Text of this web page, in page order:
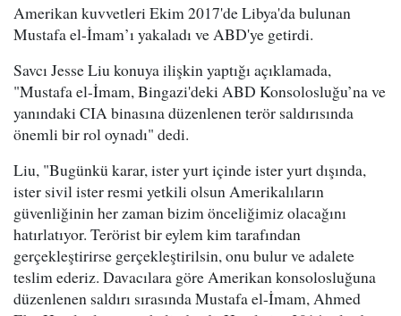
Amerikan kuvvetleri Ekim 2017'de Libya'da bulunan
Mustafa el-İmam’ı yakaladı ve ABD'ye getirdi.
Savcı Jesse Liu konuya ilişkin yaptığı açıklamada,
"Mustafa el-İmam, Bingazi'deki ABD Konsolosluğu’na ve
yanındaki CIA binasına düzenlenen terör saldırısında
önemli bir rol oynadı" dedi.
Liu, "Bugünkü karar, ister yurt içinde ister yurt dışında,
ister sivil ister resmi yetkili olsun Amerikalıların
güvenliğinin her zaman bizim önceliğimiz olacağını
hatırlatıyor. Terörist bir eylem kim tarafından
gerçekleştirirse gerçekleştirilsin, onu bulur ve adalete
teslim ederiz. Davacılara göre Amerikan konsolosluğuna
düzenlenen saldırı sırasında Mustafa el-İmam, Ahmed